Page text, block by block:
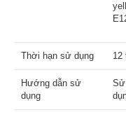
Thời hạn sử dụng 12
Hướng dẫn sử
dụng
Sử